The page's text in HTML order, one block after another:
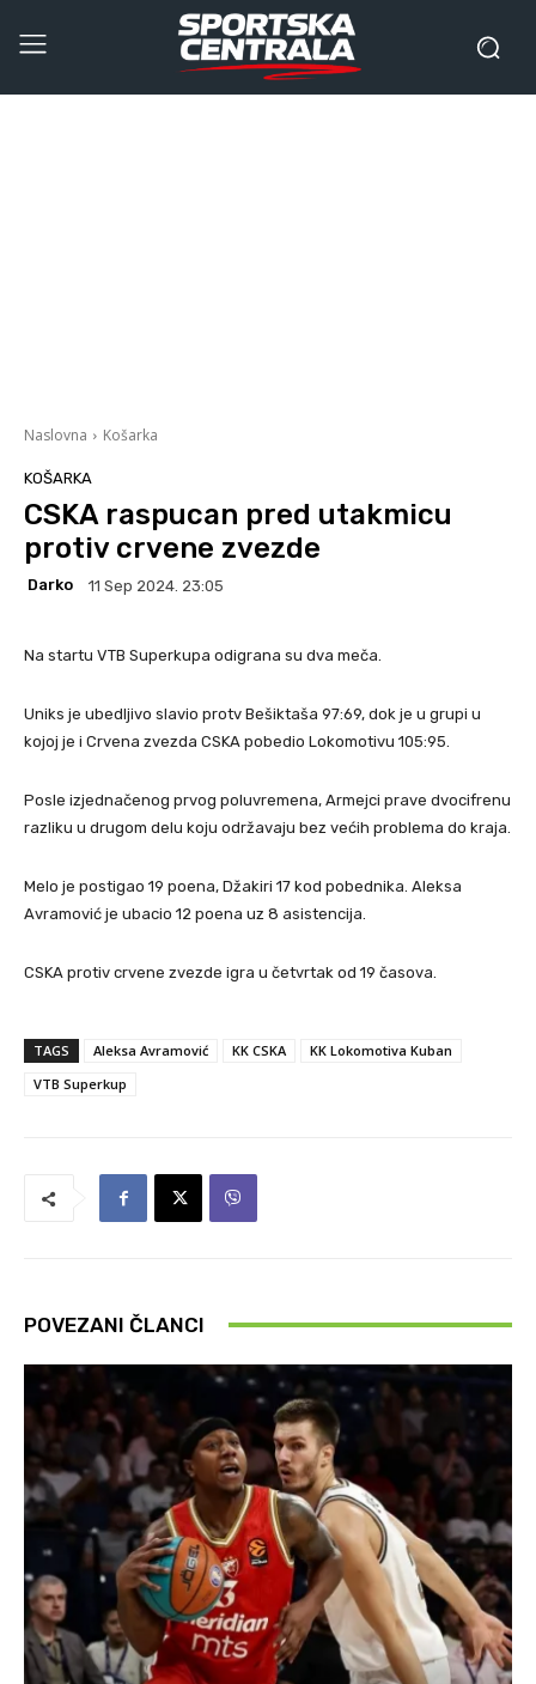
Naslovna Košarka
KOŠARKA
CSKA raspucan pred utakmicu
protiv crvene zvezde
Darko 11 Sep 2024. 23:05
Na startu VTB Superkupa odigrana su dva meča.
Uniks je ubedljivo slavio protv Bešiktaša 97:69, dok je u grupi u
kojoj je i Crvena zvezda CSKA pobedio Lokomotivu 105:95.
Posle izjednačenog prvog poluvremena, Armejci prave dvocifrenu
razliku u drugom delu koju održavaju bez većih problema do kraja.
Melo je postigao 19 poena, Džakiri 17 kod pobednika. Aleksa
Avramović je ubacio 12 poena uz 8 asistencija.
CSKA protiv crvene zvezde igra u četvrtak od 19 časova.
TAGS Aleksa Avramović KK CSKA
KK Lokomotiva Kuban
VTB Superkup
POVEZANI ČLANCI